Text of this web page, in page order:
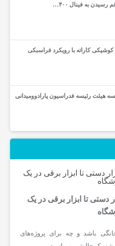
به فینال ۴۰۰…
کاراته با رویکرد فراسبکی
هیئت رئیسه فدراسیون پارادوومیدانی
دستی تا ابزار برقی در یک
باشد و چه برای پروژه‌های